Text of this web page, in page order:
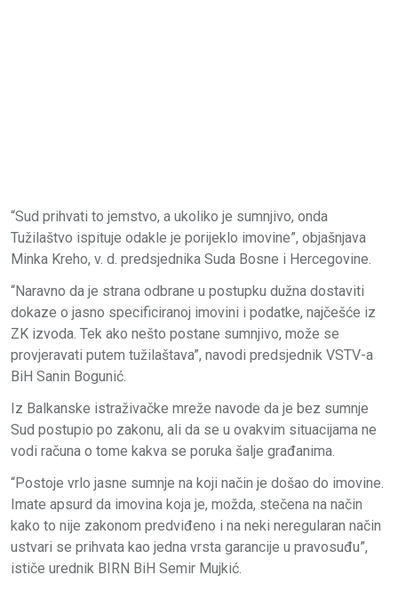
“Sud prihvati to jemstvo, a ukoliko je sumnjivo, onda
Tužilaštvo ispituje odakle je porijeklo imovine”, objašnjava
Minka Kreho, v. d. predsjednika Suda Bosne i Hercegovine.
“Naravno da je strana odbrane u postupku dužna dostaviti
dokaze o jasno specificiranoj imovini i podatke, najčešće iz
ZK izvoda. Tek ako nešto postane sumnjivo, može se
provjeravati putem tužilaštava”, navodi predsjednik VSTV-a
BiH Sanin Bogunić.
Iz Balkanske istraživačke mreže navode da je bez sumnje
Sud postupio po zakonu, ali da se u ovakvim situacijama ne
vodi računa o tome kakva se poruka šalje građanima.
“Postoje vrlo jasne sumnje na koji način je došao do imovine.
Imate apsurd da imovina koja je, možda, stečena na način
kako to nije zakonom predviđeno i na neki neregularan način
ustvari se prihvata kao jedna vrsta garancije u pravosuđu”,
ističe urednik BIRN BiH Semir Mujkić.